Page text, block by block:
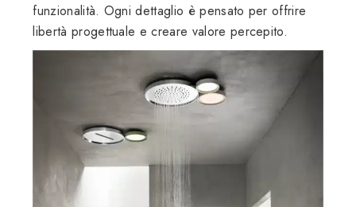
funzionalità. Ogni dettaglio è pensato per offrire
libertà progettuale e creare valore percepito.